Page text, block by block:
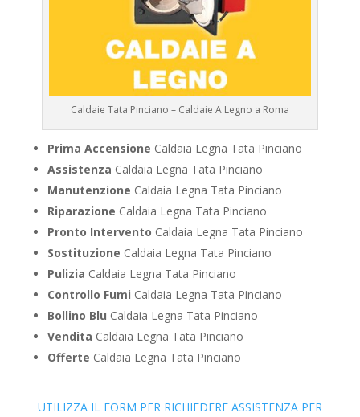
Caldaie Tata Pinciano – Caldaie A Legno a Roma
Prima Accensione Caldaia Legna Tata Pinciano
Assistenza Caldaia Legna Tata Pinciano
Manutenzione Caldaia Legna Tata Pinciano
Riparazione Caldaia Legna Tata Pinciano
Pronto Intervento Caldaia Legna Tata Pinciano
Sostituzione Caldaia Legna Tata Pinciano
Pulizia Caldaia Legna Tata Pinciano
Controllo Fumi Caldaia Legna Tata Pinciano
Bollino Blu Caldaia Legna Tata Pinciano
Vendita Caldaia Legna Tata Pinciano
Offerte Caldaia Legna Tata Pinciano
UTILIZZA IL FORM PER RICHIEDERE ASSISTENZA PER